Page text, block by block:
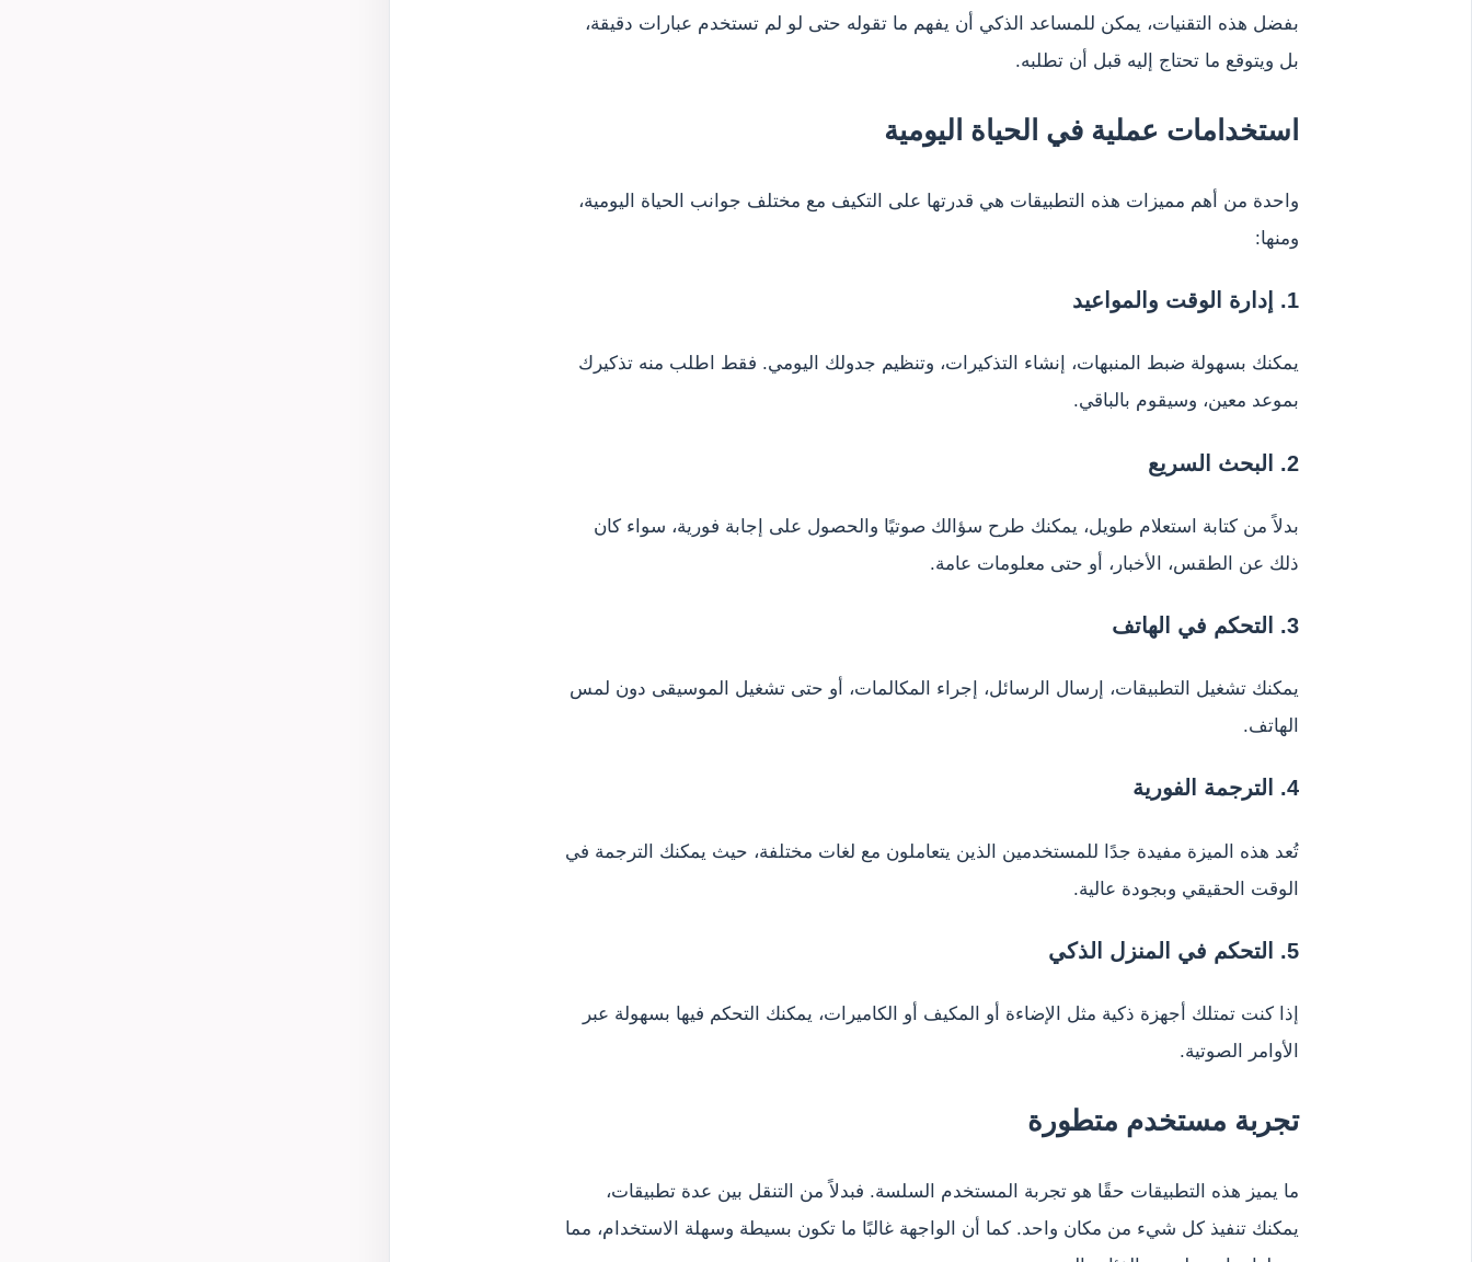
بفضل هذه التقنيات، يمكن للمساعد الذكي أن يفهم ما تقوله حتى لو لم تستخدم عبارات دقيقة،
بل ويتوقع ما تحتاج إليه قبل أن تطلبه.
استخدامات عملية في الحياة اليومية
واحدة من أهم مميزات هذه التطبيقات هي قدرتها على التكيف مع مختلف جوانب الحياة اليومية،
ومنها:
1. إدارة الوقت والمواعيد
يمكنك بسهولة ضبط المنبهات، إنشاء التذكيرات، وتنظيم جدولك اليومي. فقط اطلب منه تذكيرك
بموعد معين، وسيقوم بالباقي.
2. البحث السريع
بدلاً من كتابة استعلام طويل، يمكنك طرح سؤالك صوتيًا والحصول على إجابة فورية، سواء كان
ذلك عن الطقس، الأخبار، أو حتى معلومات عامة.
3. التحكم في الهاتف
يمكنك تشغيل التطبيقات، إرسال الرسائل، إجراء المكالمات، أو حتى تشغيل الموسيقى دون لمس
الهاتف.
4. الترجمة الفورية
تُعد هذه الميزة مفيدة جدًا للمستخدمين الذين يتعاملون مع لغات مختلفة، حيث يمكنك الترجمة في
الوقت الحقيقي وبجودة عالية.
5. التحكم في المنزل الذكي
إذا كنت تمتلك أجهزة ذكية مثل الإضاءة أو المكيف أو الكاميرات، يمكنك التحكم فيها بسهولة عبر
الأوامر الصوتية.
تجربة مستخدم متطورة
ما يميز هذه التطبيقات حقًا هو تجربة المستخدم السلسة. فبدلاً من التنقل بين عدة تطبيقات،
يمكنك تنفيذ كل شيء من مكان واحد. كما أن الواجهة غالبًا ما تكون بسيطة وسهلة الاستخدام، مما